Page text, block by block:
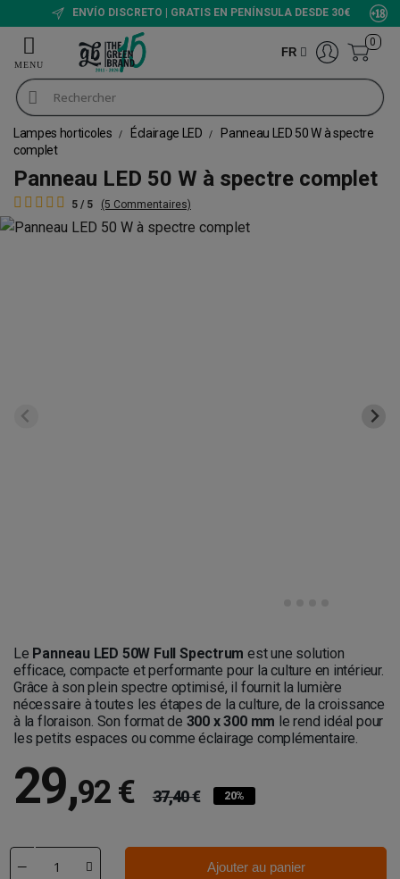
ENVÍO DISCRETO | GRATIS EN PENÍNSULA DESDE 30€
FR
0
Lampes horticoles Éclairage LED
Panneau LED 50 W à spectre
complet
Panneau LED 50 W à spectre complet
5 / 5 (5 Commentaires)
Le Panneau LED 50W Full Spectrum est une solution
efficace, compacte et performante pour la culture en intérieur.
Grâce à son plein spectre optimisé, il fournit la lumière
nécessaire à toutes les étapes de la culture, de la croissance
à la floraison. Son format de 300 x 300 mm le rend idéal pour
les petits espaces ou comme éclairage complémentaire.
29,92 € 37,40 € 20%
Ajouter au panier